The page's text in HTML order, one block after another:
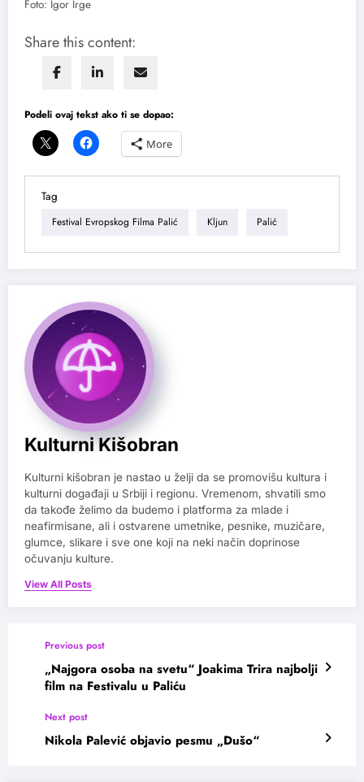
Foto: Igor Irge
Share this content:
Podeli ovaj tekst ako ti se dopao:
More
Tag
Festival Evropskog Filma Palić Kljun Palić
Kulturni Kišobran
Kulturni kišobran je nastao u želji da se promovišu kultura i
kulturni događaji u Srbiji i regionu. Vremenom, shvatili smo
da takođe želimo da budemo i platforma za mlade i
neafirmisane, ali i ostvarene umetnike, pesnike, muzičare,
glumce, slikare i sve one koji na neki način doprinose
očuvanju kulture.
View All Posts
Previous post
„Najgora osoba na svetu“ Joakima Trira najbolji
film na Festivalu u Paliću
Next post
Nikola Palević objavio pesmu „Dušo“